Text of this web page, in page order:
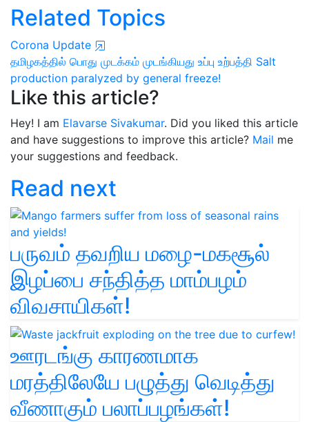
Related Topics
Corona Update
தமிழகத்தில் பொது முடக்கம் முடங்கியது உப்பு உற்பத்தி Salt
production paralyzed by general freeze!
Like this article?
Hey! I am Elavarse Sivakumar. Did you liked this article
and have suggestions to improve this article? Mail me
your suggestions and feedback.
Read next
பருவம் தவறிய மழை-மகசூல்
இழப்பை சந்தித்த மாம்பழம்
விவசாயிகள்!
ஊரடங்கு காரணமாக
மரத்திலேயே பழுத்து வெடித்து
வீணாகும் பலாப்பழங்கள்!